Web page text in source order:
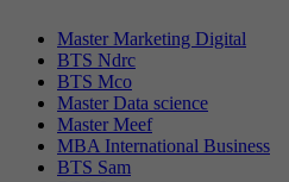
Master Marketing Digital
BTS Ndrc
BTS Mco
Master Data science
Master Meef
MBA International Business
BTS Sam